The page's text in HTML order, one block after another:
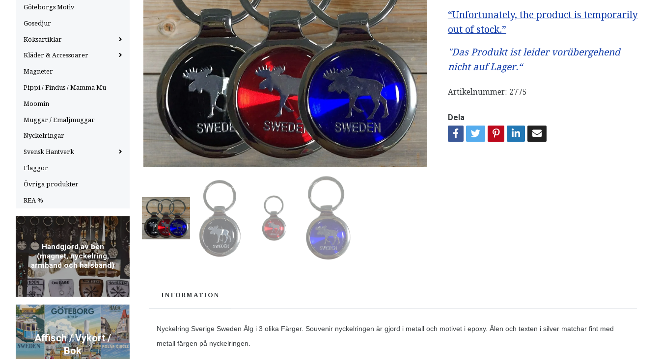
Göteborgs Motiv
Gosedjur
Köksartiklar
Kläder & Accessoarer
Magneter
Pippi / Findus / Mamma Mu
Moomin
Muggar / Emaljmuggar
Nyckelringar
Svensk Hantverk
Flaggor
Övriga produkter
REA %
Handgjord av ben
(magnet, nyckelring,
armband och halsband)
Affisch / Vykort /
Bok
“Unfortunately, the product is temporarily
out of stock.”
"Das Produkt ist leider vorübergehend
nicht auf Lager.“
Artikelnummer: 2775
Dela
INFORMATION
Nyckelring Sverige Sweden Älg i 3 olika Färger. Souvenir nyckelringen är gjord i metall och motivet i epoxy. Älen och texten i silver matchar fint med
metall färgen på nyckelringen.